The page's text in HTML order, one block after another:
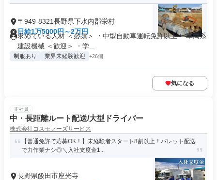
〒949-8321長野県下水内郡栄村
日給1万5000円～2万円
求めている人材 ＜必須＞ ・中型自動車運転免許以上 ・車両系
建設機械 ＜歓迎＞ ・学...
制服あり 業界未経験歓迎 +26個
気になる
正社員
中・長距離ルート配送/大型ドライバー
株式会社コスモフーズサービス
【普通免許で応募OK！】未経験者スタート8割以上！パレット配送
で力作業ナシ◎＼入社支度金1...
長野県飯田市座光寺